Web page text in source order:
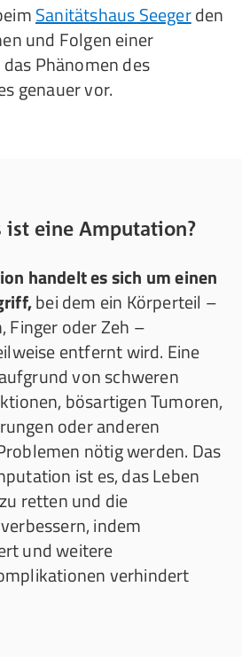
Sanitätshaus Seegerden
und Folgen einer
Phänomen des
genauer vor.
eine Amputation?
handelt es sich um einen
bei dem ein Körperteil –
Finger oder Zeh –
entfernt wird. Eine
von schweren
bösartigen Tumoren,
oder anderen
nötig werden. Das
ist es, das Leben
retten und die
indem
und weitere
verhindert